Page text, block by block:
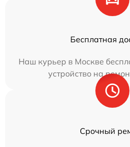
Бесплатная
Наш курьер в Москве
устройство на
Срочный